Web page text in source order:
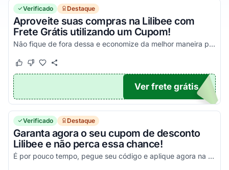
acessórios para os pequenos e outros.
Verificado Destaque
Aproveite suas compras na Lilibee com
Frete Grátis utilizando um Cupom!
Não fique de fora dessa e economize da melhor maneira possível!
Este cupom funcionou
Este cupom não funcionou
ETE
Ver frete grátis
Verificado Destaque
Garanta agora o seu cupom de desconto
Lilibee e não perca essa chance!
É por pouco tempo, pegue seu código e aplique agora na sua compra para gerar seus descontos!